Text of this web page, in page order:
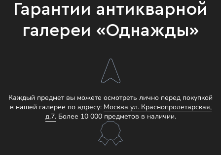
Гарантии антикварной
галереи «Однажды»
Каждый предмет вы можете осмотреть лично перед покупкой
в нашей галерее по адресу: Москва ул. Краснопролетарская,
д.7.Более 10 000 предметов в наличии.